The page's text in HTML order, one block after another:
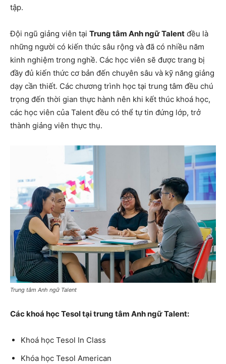
tập.
Đội ngũ giảng viên tại Trung tâm Anh ngữ Talent đều là
những người có kiến thức sâu rộng và đã có nhiều năm
kinh nghiệm trong nghề. Các học viên sẽ được trang bị
đầy đủ kiến thức cơ bản đến chuyên sâu và kỹ năng giảng
dạy cần thiết. Các chương trình học tại trung tâm đều chú
trọng đến thời gian thực hành nên khi kết thúc khoá học,
các học viên của Talent đều có thể tự tin đứng lớp, trở
thành giảng viên thực thụ.
Trung tâm Anh ngữ Talent
Các khoá học Tesol tại trung tâm Anh ngữ Talent:
Khoá học Tesol In Class
Khóa học Tesol American